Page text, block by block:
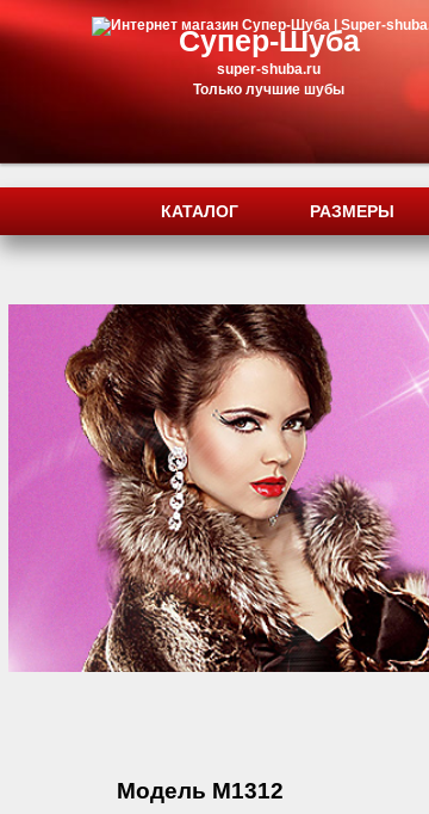
Супер-Шуба
super-shuba.ru
Только лучшие шубы
КАТАЛОГ РАЗМЕРЫ
Модель М1312